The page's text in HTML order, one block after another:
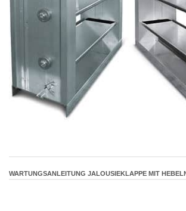
WARTUNGSANLEITUNG JALOUSIEKLAPPE MIT